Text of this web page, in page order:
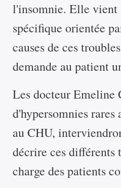
l'insomnie. Elle vient
spécifique orientée
causes de ces
demande au patient
Les docteur Emeline
d'hypersomnies
au CHU,
décrire ces différents
charge des patients